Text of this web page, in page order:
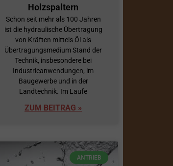
Holzspaltern
Schon seit mehr als 100 Jahren
ist die hydraulische Übertragung
von Kräften mittels Öl als
Übertragungsmedium Stand der
Technik, insbesondere bei
Industrieanwendungen, im
Baugewerbe und in der
Landtechnik. Im Laufe
ZUM BEITRAG »
ANTRIEB